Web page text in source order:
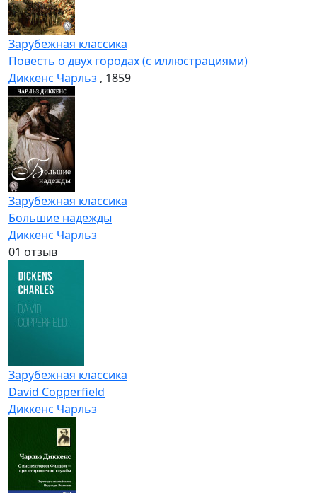
Зарубежная классика
Повесть о двух городах (с иллюстрациями)
Диккенс Чарльз , 1859
Зарубежная классика
Большие надежды
Диккенс Чарльз
01 отзыв
Зарубежная классика
David Copperfield
Диккенс Чарльз